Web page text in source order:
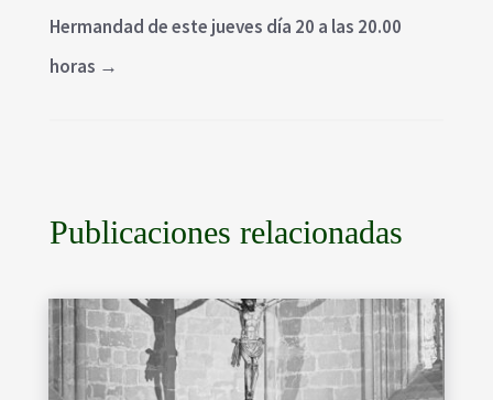
Hermandad de este jueves día 20 a las 20.00
horas →
Publicaciones relacionadas